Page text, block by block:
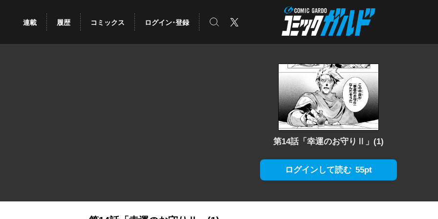
コミックガルド
連載 履歴 コミックス ログイン･登録 検索 X
第14話「幸運のお守りⅡ」(1)
ログインして読む 55pt